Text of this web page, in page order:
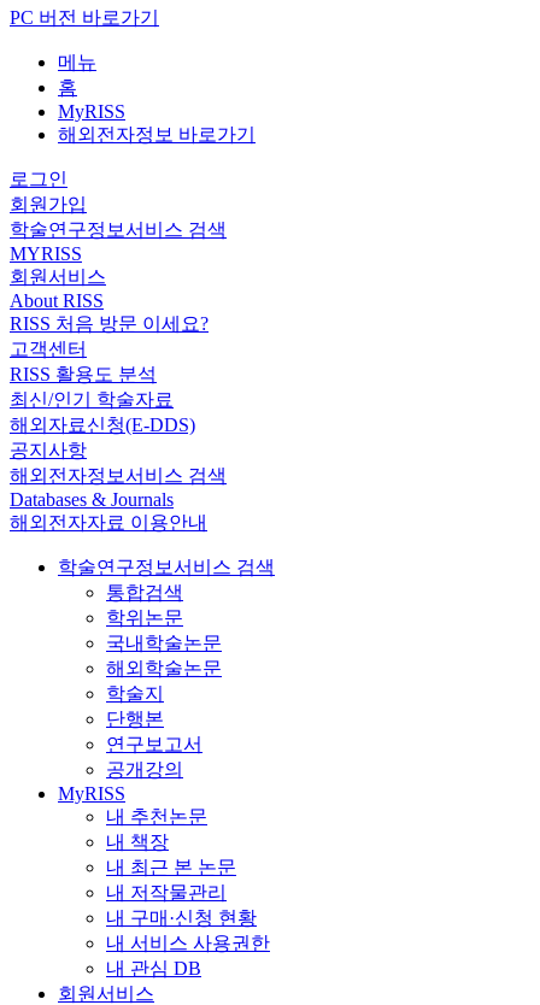
PC 버전 바로가기
메뉴
홈
MyRISS
해외전자정보 바로가기
로그인
회원가입
학술연구정보서비스 검색
MYRISS
회원서비스
About RISS
RISS 처음 방문 이세요?
고객센터
RISS 활용도 분석
최신/인기 학술자료
해외자료신청(E-DDS)
공지사항
해외전자정보서비스 검색
Databases & Journals
해외전자자료 이용안내
학술연구정보서비스 검색
통합검색
학위논문
국내학술논문
해외학술논문
학술지
단행본
연구보고서
공개강의
MyRISS
내 추천논문
내 책장
내 최근 본 논문
내 저작물관리
내 구매·신청 현황
내 서비스 사용권한
내 관심 DB
회원서비스